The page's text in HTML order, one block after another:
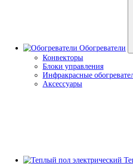
Обогреватели
Конвекторы
Блоки управления
Инфракрасные
Аксессуары